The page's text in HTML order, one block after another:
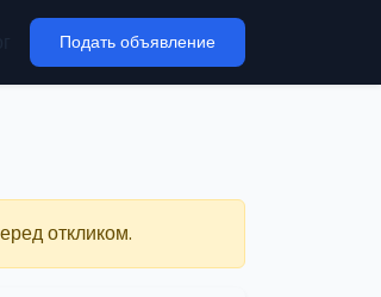
Подать объявление
откликом.